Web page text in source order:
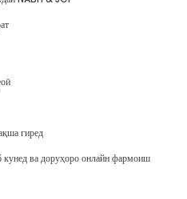
гиред
ва доруҳоро онлайн фармоиш